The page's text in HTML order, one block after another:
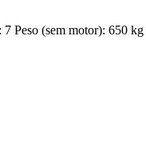
Peso (sem motor): 650